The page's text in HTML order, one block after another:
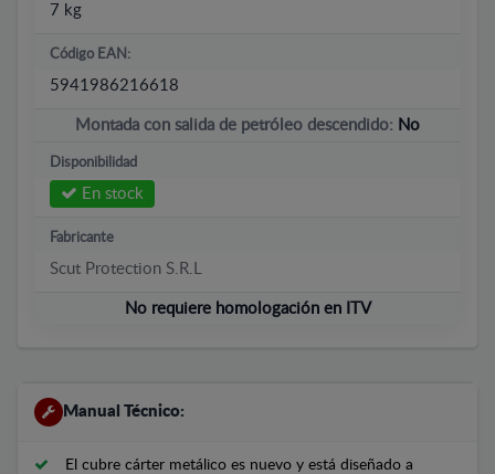
7 kg
Código EAN:
5941986216618
Montada con salida de petróleo descendido: No
Disponibilidad
En stock
Fabricante
Scut Protection S.R.L
No requiere homologación en ITV
Manual Técnico:
El cubre cárter metálico es nuevo y está diseñado a